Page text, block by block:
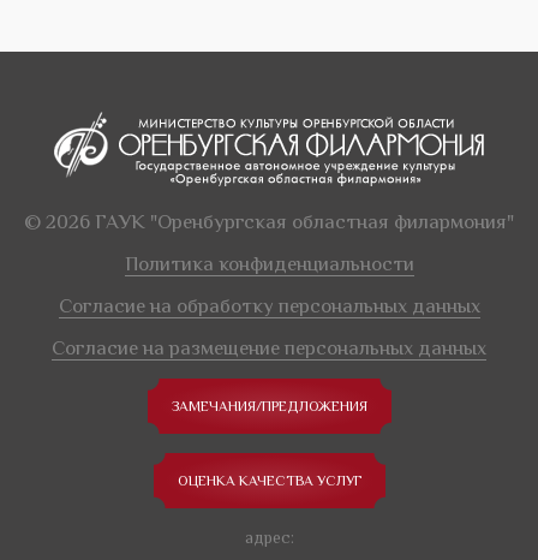
© 2026 ГАУК "Оренбургская областная филармония"
Политика конфиденциальности
Согласие на обработку персональных данных
Согласие на размещение персональных данных
ЗАМЕЧАНИЯ/ПРЕДЛОЖЕНИЯ
ОЦЕНКА КАЧЕСТВА УСЛУГ
адрес: